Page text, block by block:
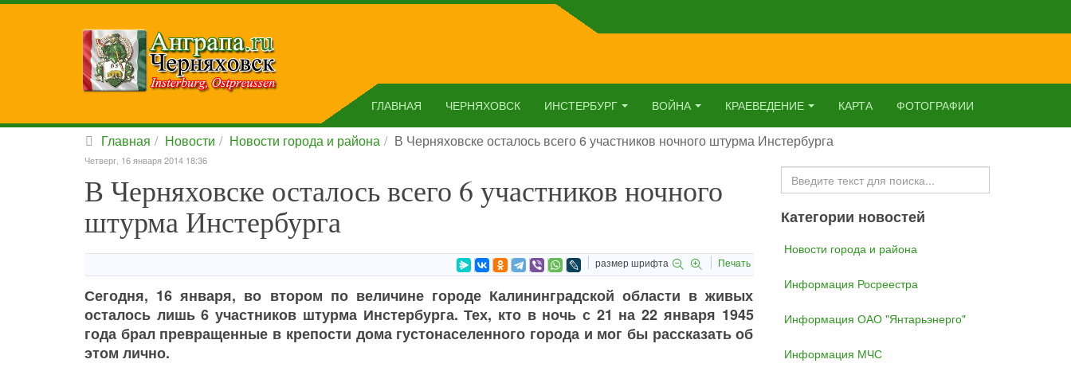
ГЛАВНАЯ ЧЕРНЯХОВСК ИНСТЕРБУРГ ВОЙНА КРАЕВЕДЕНИЕ КАРТА ФОТОГРАФИИ
Главная Новости Новости города и района В Черняховске осталось всего 6 участников ночного штурма Инстербурга
Четверг, 16 января 2014 18:36
В Черняховске осталось всего 6 участников ночного
штурма Инстербурга
размер шрифта Печать
Сегодня, 16 января, во втором по величине городе Калининградской области в живых
осталось лишь 6 участников штурма Инстербурга. Тех, кто в ночь с 21 на 22 января 1945
года брал превращенные в крепости дома густонаселенного города и мог бы рассказать об
этом лично.
Искать...
Категории новостей
Новости города и района
Информация Росреестра
Информация ОАО "Янтарьэнерго"
Информация МЧС